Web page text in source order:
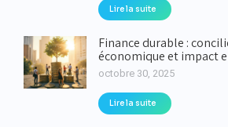
Lire la suite
Finance durable :
économique et impact
octobre 30, 2025
Lire la suite